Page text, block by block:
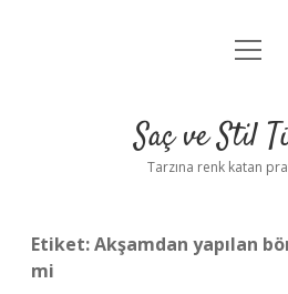
Anasayfa
Yasal
menüyü
Saç ve Stil
Tarzına renk katan
Etiket:Akşamdan yapılan
mi